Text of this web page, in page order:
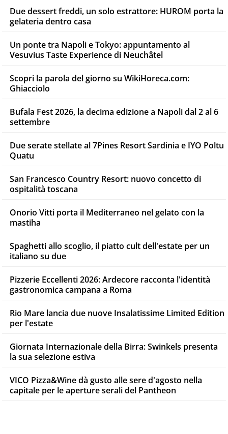
Due dessert freddi, un solo estrattore: HUROM porta la
gelateria dentro casa
Un ponte tra Napoli e Tokyo: appuntamento al
Vesuvius Taste Experience di Neuchâtel
Scopri la parola del giorno su WikiHoreca.com:
Ghiacciolo
Bufala Fest 2026, la decima edizione a Napoli dal 2 al 6
settembre
Due serate stellate al 7Pines Resort Sardinia e IYO Poltu
Quatu
San Francesco Country Resort: nuovo concetto di
ospitalità toscana
Onorio Vitti porta il Mediterraneo nel gelato con la
mastiha
Spaghetti allo scoglio, il piatto cult dell'estate per un
italiano su due
Pizzerie Eccellenti 2026: Ardecore racconta l'identità
gastronomica campana a Roma
Rio Mare lancia due nuove Insalatissime Limited Edition
per l'estate
Giornata Internazionale della Birra: Swinkels presenta
la sua selezione estiva
VICO Pizza&Wine dà gusto alle sere d'agosto nella
capitale per le aperture serali del Pantheon